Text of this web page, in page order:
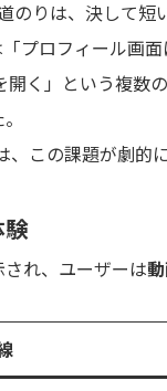
りは、決して短
プロフィール画
く」という複数
この課題が劇的に
れ、ユーザーは